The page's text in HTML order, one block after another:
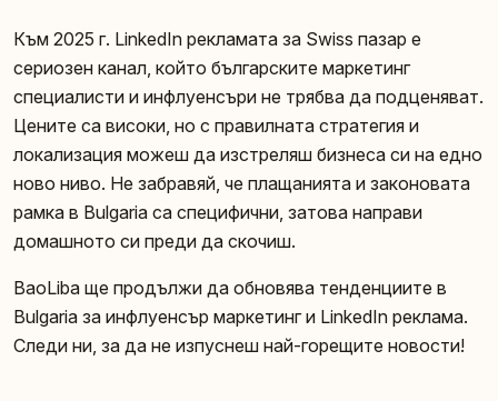
Към 2025 г. LinkedIn рекламата за Swiss пазар е
сериозен канал, който българските маркетинг
специалисти и инфлуенсъри не трябва да подценяват.
Цените са високи, но с правилната стратегия и
локализация можеш да изстреляш бизнеса си на едно
ново ниво. Не забравяй, че плащанията и законовата
рамка в Bulgaria са специфични, затова направи
домашното си преди да скочиш.
BaoLiba ще продължи да обновява тенденциите в
Bulgaria за инфлуенсър маркетинг и LinkedIn реклама.
Следи ни, за да не изпуснеш най-горещите новости!